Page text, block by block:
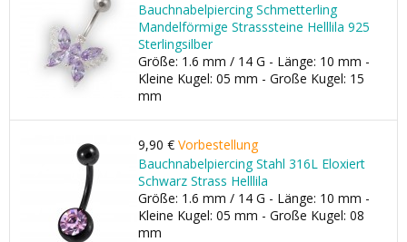
Bauchnabelpiercing Schmetterling
Mandelförmige Strasssteine Helllila 925
Sterlingsilber
Größe: 1.6 mm / 14 G - Länge: 10 mm -
Kleine Kugel: 05 mm - Große Kugel: 15
mm
9,90 € Vorbestellung
Bauchnabelpiercing Stahl 316L Eloxiert
Schwarz Strass Helllila
Größe: 1.6 mm / 14 G - Länge: 10 mm -
Kleine Kugel: 05 mm - Große Kugel: 08
mm